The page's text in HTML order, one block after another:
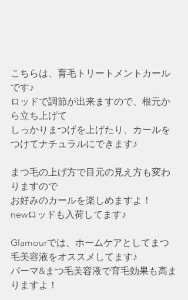
こちらは、育毛トリートメントカール
です♪
ロッドで調節が出来ますので、根元か
ら立ち上げて
しっかりまつげを上げたり、カールを
つけてナチュラルにできます♪
まつ毛の上げ方で目元の見え方も変わ
りますので
お好みのカールを楽しめますよ！
newロッドも入荷してます♪
Glamourでは、ホームケアとしてまつ
毛美容液をオススメしてます♪
パーマ&まつ毛美容液で育毛効果も高ま
りますよ！